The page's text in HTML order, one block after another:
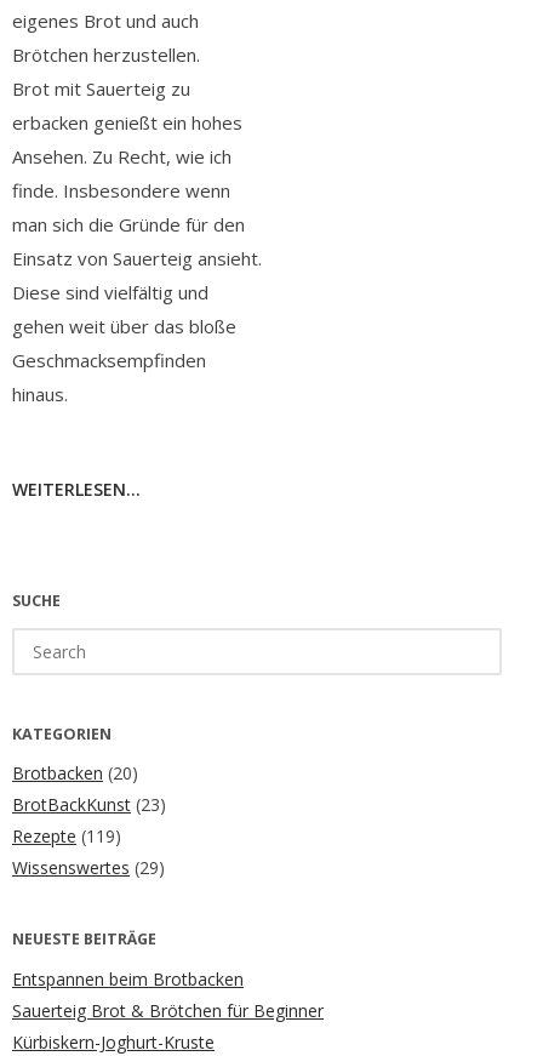
eigenes Brot und auch
Brötchen herzustellen.
Brot mit Sauerteig zu
erbacken genießt ein hohes
Ansehen. Zu Recht, wie ich
finde. Insbesondere wenn
man sich die Gründe für den
Einsatz von Sauerteig ansieht.
Diese sind vielfältig und
gehen weit über das bloße
Geschmacksempfinden
hinaus.
WEITERLESEN...
SUCHE
for:
KATEGORIEN
Brotbacken (20)
BrotBackKunst (23)
Rezepte (119)
Wissenswertes (29)
NEUESTE BEITRÄGE
Entspannen beim Brotbacken
Sauerteig Brot & Brötchen für Beginner
Kürbiskern-Joghurt-Kruste